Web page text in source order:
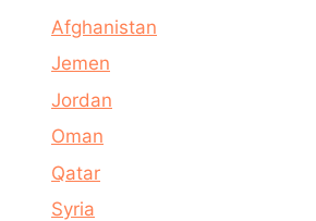
Afghanistan
Jemen
Jordan
Oman
Qatar
Syria